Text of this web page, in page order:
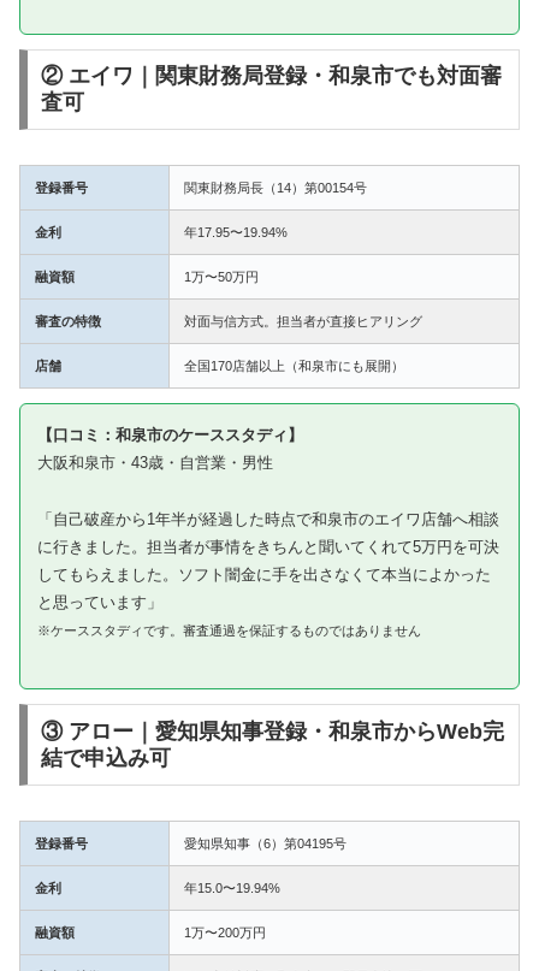
② エイワ｜関東財務局登録・和泉市でも対面審
査可
登録番号 関東財務局長（14）第00154号
金利 年17.95〜19.94%
融資額 1万〜50万円
審査の特徴 対面与信方式。担当者が直接ヒアリング
店舗 全国170店舗以上（和泉市にも展開）
【口コミ：和泉市のケーススタディ】
大阪和泉市・43歳・自営業・男性
「自己破産から1年半が経過した時点で和泉市のエイワ店舗へ相談
に行きました。担当者が事情をきちんと聞いてくれて5万円を可決
してもらえました。ソフト闇金に手を出さなくて本当によかった
と思っています」
※ケーススタディです。審査通過を保証するものではありません
③ アロー｜愛知県知事登録・和泉市からWeb完
結で申込み可
登録番号 愛知県知事（6）第04195号
金利 年15.0〜19.94%
融資額 1万〜200万円